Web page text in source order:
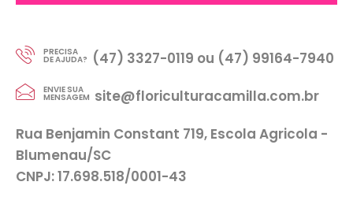
PRECISA
DE AJUDA? (47) 3327-0119 ou (47) 99164-7940
ENVIE SUA
MENSAGEM site@floriculturacamilla.com.br
Rua Benjamin Constant 719, Escola Agricola -
Blumenau/SC
CNPJ: 17.698.518/0001-43